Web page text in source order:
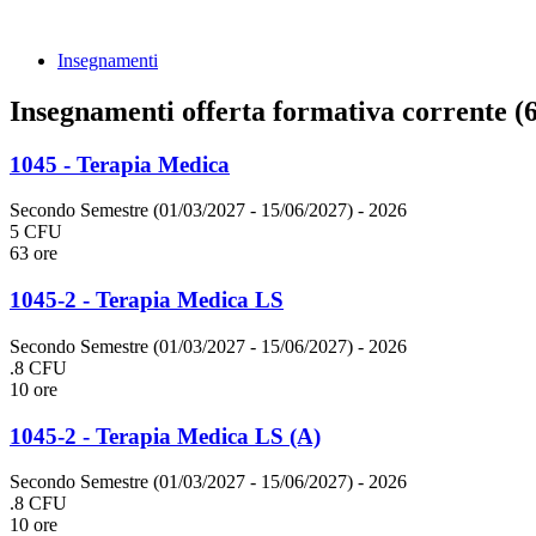
Insegnamenti
Insegnamenti offerta formativa corrente
1045 - Terapia Medica
Secondo Semestre (01/03/2027 - 15/06/2027) - 2026
5 CFU
63 ore
1045-2 - Terapia Medica LS
Secondo Semestre (01/03/2027 - 15/06/2027) - 2026
.8 CFU
10 ore
1045-2 - Terapia Medica LS (A)
Secondo Semestre (01/03/2027 - 15/06/2027) - 2026
.8 CFU
10 ore